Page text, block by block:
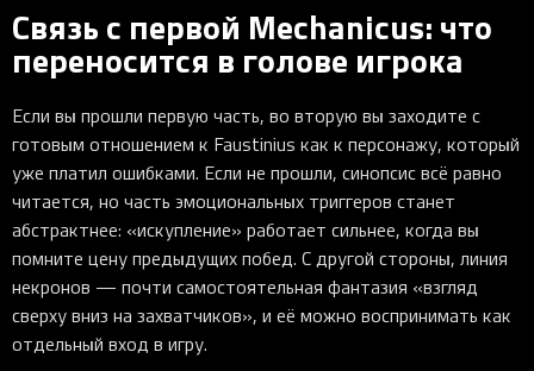
Связь с первой Mechanicus: что
переносится в голове игрока
Если вы прошли первую часть, во вторую вы заходите с
готовым отношением к Faustinius как к персонажу, который
уже платил ошибками. Если не прошли, синопсис всё равно
читается, но часть эмоциональных триггеров станет
абстрактнее: «искупление» работает сильнее, когда вы
помните цену предыдущих побед. С другой стороны, линия
некронов — почти самостоятельная фантазия «взгляд
сверху вниз на захватчиков», и её можно воспринимать как
отдельный вход в игру.